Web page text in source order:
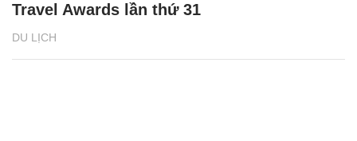
DU LỊCH
Travel Awards lần thứ 31